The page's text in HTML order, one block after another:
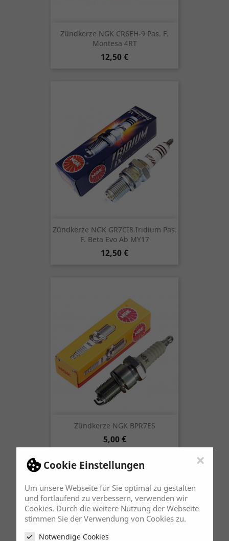
Cookie Einstellungen
Um unsere Webseite für Sie optimal zu gestalten
und fortlaufend zu verbessern, verwenden wir
Cookies. Durch die weitere Nutzung der Webseite
stimmen Sie der Verwendung von Cookies zu.
Notwendige Cookies
×
Zündkerze NGK CR6EH-9 Pas. F.
Montesa 4RT
Preis
12,50 €
Zündkerze NGK GR7CI8 Iridium Pas.
F. Beta Evo Ab MY17
Preis
12,50 €
Zündkerze NGK BPR7ES
Preis
5,00 €